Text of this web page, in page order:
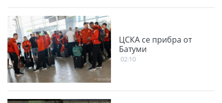
ЦСКА се прибра от
Батуми
02:10